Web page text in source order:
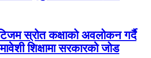
स्रोत कक्षाको अवलोकन गर्दै
शिक्षामा सरकारको जोड